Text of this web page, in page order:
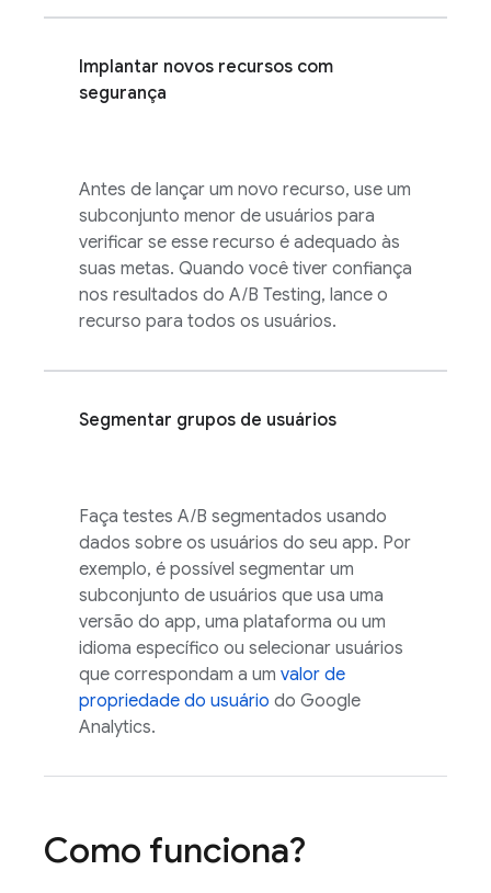
Implantar novos recursos com
segurança
Antes de lançar um novo recurso, use um
subconjunto menor de usuários para
verificar se esse recurso é adequado às
suas metas. Quando você tiver confiança
nos resultados do A/B Testing, lance o
recurso para todos os usuários.
Segmentar grupos de usuários
Faça testes A/B segmentados usando
dados sobre os usuários do seu app. Por
exemplo, é possível segmentar um
subconjunto de usuários que usa uma
versão do app, uma plataforma ou um
idioma específico ou selecionar usuários
que correspondam a um valor de
propriedade do usuário do Google
Analytics.
Como funciona?